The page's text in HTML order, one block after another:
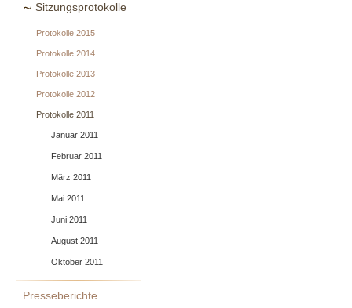
Sitzungsprotokolle
Protokolle 2015
Protokolle 2014
Protokolle 2013
Protokolle 2012
Protokolle 2011
Januar 2011
Februar 2011
März 2011
Mai 2011
Juni 2011
August 2011
Oktober 2011
Presseberichte